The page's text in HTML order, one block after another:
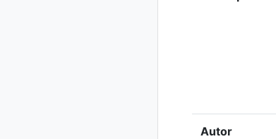
Autor